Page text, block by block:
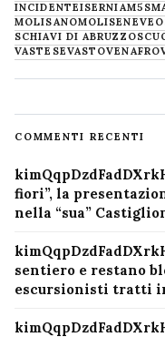
INCIDENTEISERNIAM5S
MOLISANOMOLISENEVE
SCHIAVI DI ABRUZZO
VASTESEVASTOVENAFRO
COMMENTI RECENTI
fiori”, la
nella “sua”
sentiero e restano
escursionisti tratti